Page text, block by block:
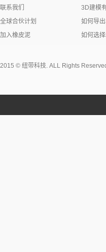
联系我们
全球合伙计划
加入橡皮泥
3D建模
如何导
如何选
2015 © 纽带科技. ALL Rights